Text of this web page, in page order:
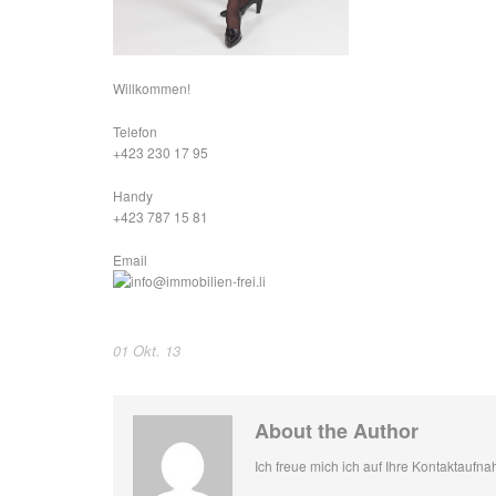
Willkommen!
Telefon
+423 230 17 95
Handy
+423 787 15 81
Email
01 Okt. 13
About the Author
Ich freue mich ich auf Ihre